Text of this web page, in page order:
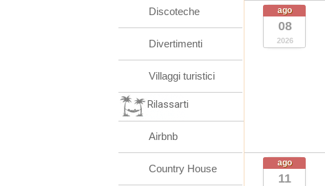
ago
08
2026
ago
11
Discoteche
Divertimenti
Villaggi turistici
Rilassarti
Airbnb
Country House